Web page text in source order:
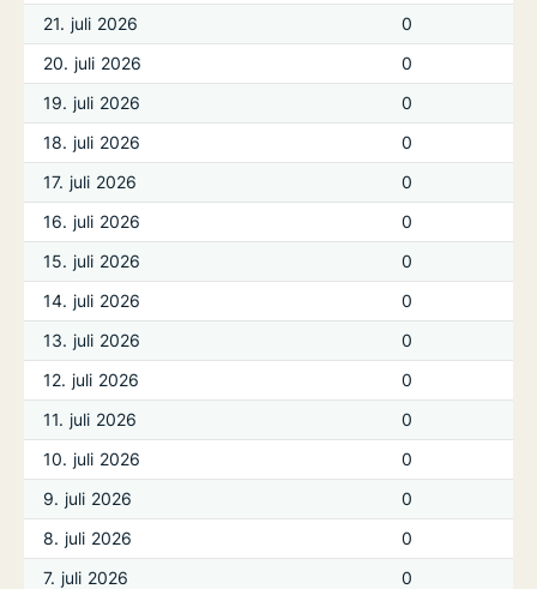
21. juli 2026
0
20. juli 2026
0
19. juli 2026
0
18. juli 2026
0
17. juli 2026
0
16. juli 2026
0
15. juli 2026
0
14. juli 2026
0
13. juli 2026
0
12. juli 2026
0
11. juli 2026
0
10. juli 2026
0
9. juli 2026
0
8. juli 2026
0
7. juli 2026
0